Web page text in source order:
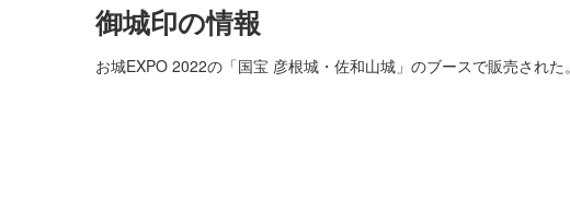
御城印の情報
お城EXPO 2022の「国宝 彦根城・佐和山城」のブースで販売された。